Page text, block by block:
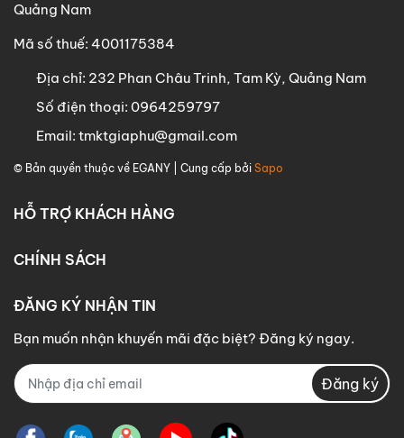
Quảng Nam
Mã số thuế: 4001175384
Địa chỉ: 232 Phan Châu Trinh, Tam Kỳ, Quảng Nam
Số điện thoại: 0964259797
Email: tmktgiaphu@gmail.com
© Bản quyền thuộc về EGANY | Cung cấp bởi Sapo
HỖ TRỢ KHÁCH HÀNG
CHÍNH SÁCH
ĐĂNG KÝ NHẬN TIN
Bạn muốn nhận khuyến mãi đặc biệt? Đăng ký ngay.
Đăng ký